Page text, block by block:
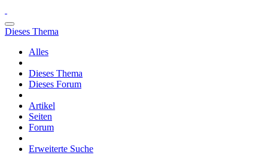
Dieses Thema
Alles
Dieses Thema
Dieses Forum
Artikel
Seiten
Forum
Erweiterte Suche